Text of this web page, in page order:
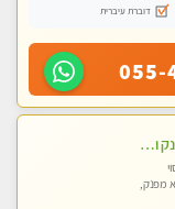
דוברת עיברית
055-
חיפה מחפש עיסוי מפנק ומרגיע ?
מפנק,